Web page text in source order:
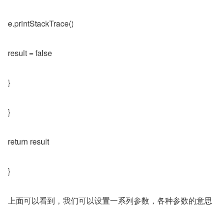
e.printStackTrace()
result = false
}
}
return result
}
上面可以看到，我们可以设置一系列参数，各种参数的意思